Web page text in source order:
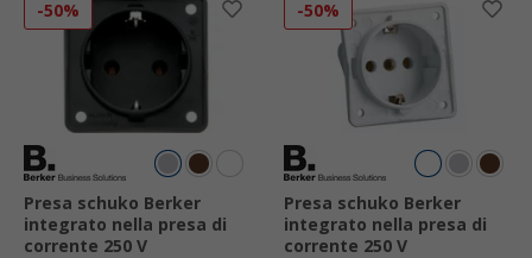
-50%
Presa schuko Berker
integrato nella presa di
corrente 250 V
-50%
Presa schuko Berker
integrato nella presa di
corrente 250 V